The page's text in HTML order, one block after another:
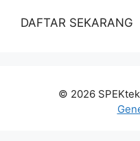
DAFTAR SEKARANG
© 2026